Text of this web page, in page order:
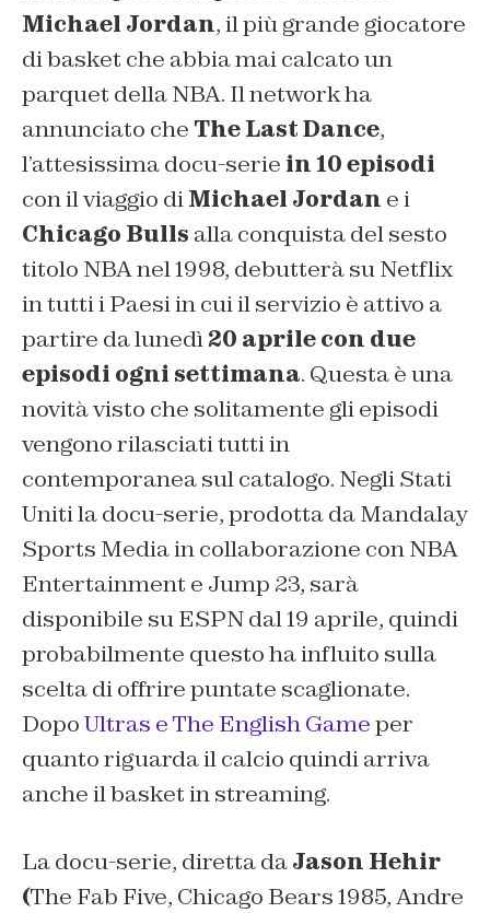
Michael Jordan, il più grande giocatore
di basket che abbia mai calcato un
parquet della NBA. Il network ha
annunciato che The Last Dance,
l’attesissima docu-serie in 10 episodi
con il viaggio diMichael Jordan ei
Chicago Bulls alla conquista del sesto
titolo NBA nel 1998, debutterà su Netflix
in tutti i Paesi in cui il servizio è attivo a
partire da lunedì20 aprile con due
episodi ogni settimana. Questa è una
novità visto che solitamente gli episodi
vengono rilasciati tutti in
contemporanea sul catalogo. Negli Stati
Uniti la docu-serie, prodotta da Mandalay
Sports Media in collaborazione con NBA
Entertainment e Jump 23, sarà
disponibile su ESPN dal 19 aprile, quindi
probabilmente questo ha influito sulla
scelta di offrire puntate scaglionate.
DopoUltras e The English Gameper
quanto riguarda il calcio quindi arriva
anche il basket in streaming.
La docu-serie, diretta daJason Hehir
(The Fab Five, Chicago Bears 1985, Andre